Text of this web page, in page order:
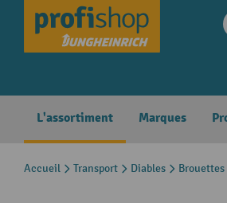
Skip to main navigation
L'assortiment Marques
Accueil Transport Diables Brouettes